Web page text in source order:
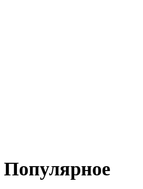
Популярное